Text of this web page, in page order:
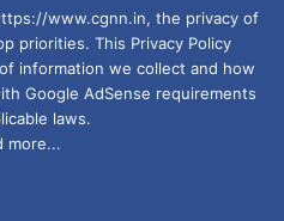
www.cgnn.in, the privacy of
priorities. This Privacy Policy
information we collect and how
Google AdSense requirements
laws.
more...